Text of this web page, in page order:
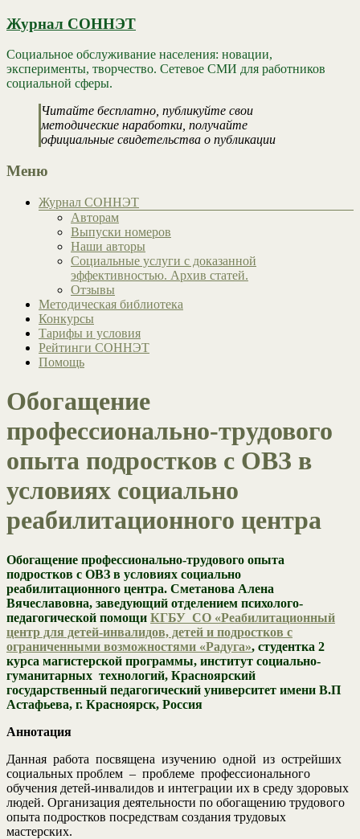
Журнал СОННЭТ
Социальное обслуживание населения: новации,
эксперименты, творчество. Сетевое СМИ для работников
социальной сферы.
Читайте бесплатно, публикуйте свои
методические наработки, получайте
официальные свидетельства о публикации
Меню
Журнал СОННЭТ
Авторам
Выпуски номеров
Наши авторы
Социальные услуги с доказанной
эффективностью. Архив статей.
Отзывы
Методическая библиотека
Конкурсы
Тарифы и условия
Рейтинги СОННЭТ
Помощь
Обогащение
профессионально-трудового
опыта подростков с ОВЗ в
условиях социально
реабилитационного центра
Обогащение профессионально-трудового опыта
подростков с ОВЗ в условиях социально
реабилитационного центра. Сметанова Алена
Вячеславовна, заведующий отделением психолого-
педагогической помощи КГБУ СО «Реабилитационный
центр для детей-инвалидов, детей и подростков с
ограниченными возможностями «Радуга», студентка 2
курса магистерской программы, институт социально-
гуманитарных технологий, Красноярский
государственный педагогический университет имени В.П
Астафьева, г. Красноярск, Россия
Аннотация
Данная работа посвящена изучению одной из острейших
социальных проблем – проблеме профессионального
обучения детей-инвалидов и интеграции их в среду здоровых
людей. Организация деятельности по обогащению трудового
опыта подростков посредствам создания трудовых
мастерских.